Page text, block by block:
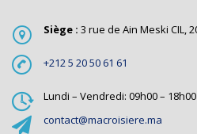
Siège : 3 rue de Ain Meski CIL,
+212 5 20 50 61 61
Lundi – Vendredi: 09h00 – 18h00
contact@macroisiere.ma